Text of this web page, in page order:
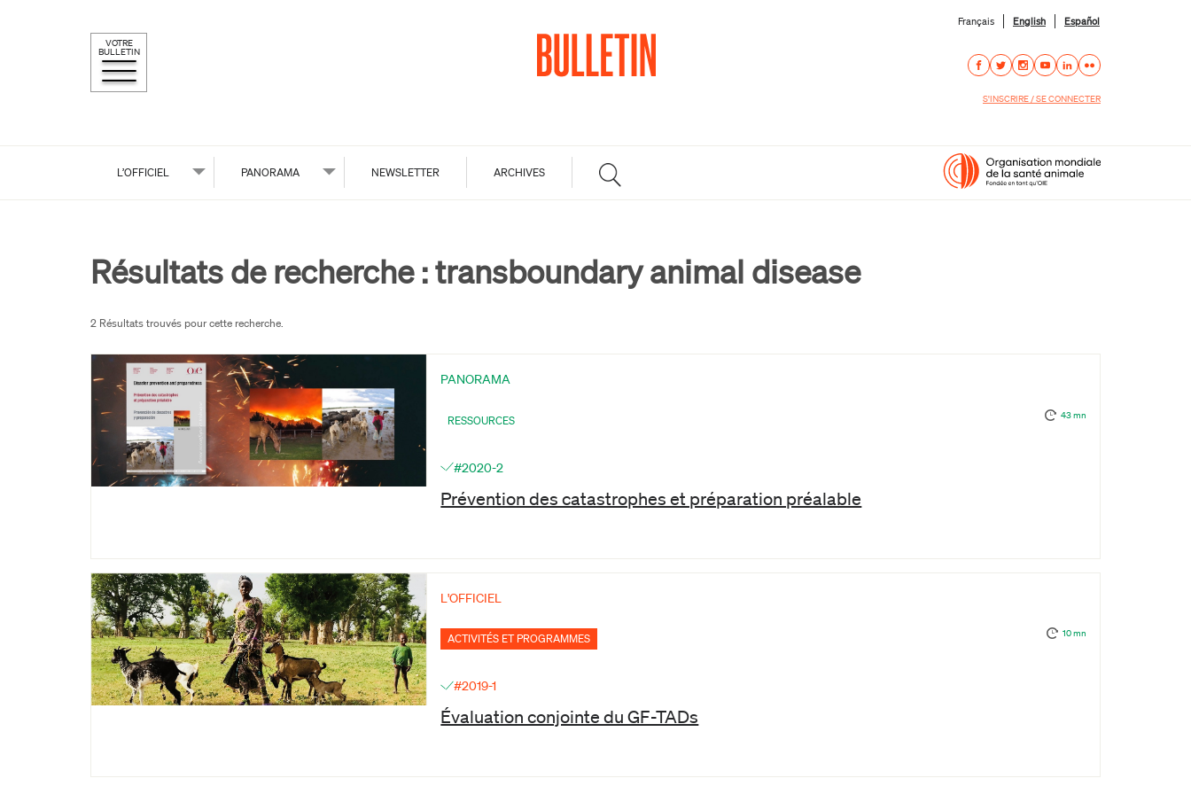
VOTRE
BULLETIN
Français English Español
S'INSCRIRE / SE CONNECTER
L’OFFICIEL PANORAMA NEWSLETTER ARCHIVES
Résultats de recherche :transboundary animal disease
2 Résultats trouvés pour cette recherche.
PANORAMA
RESSOURCES 43 mn
#2020-2
Prévention des catastrophes et préparation préalable
L'OFFICIEL
ACTIVITÉS ET PROGRAMMES 10 mn
#2019-1
Évaluation conjointe du GF-TADs